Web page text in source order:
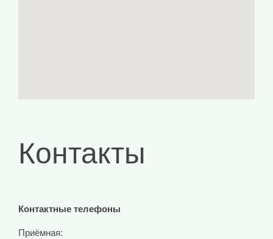
Контакты
Контактные телефоны
Приёмная: